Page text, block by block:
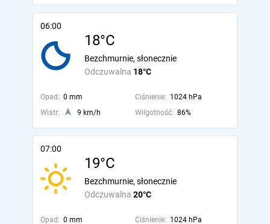
06:00
18°C
Odczuwalna 18°C
Bezchmurnie, słonecznie
Opad: 0 mm Ciśnienie: 1024 hPa
Wiatr:
9 km/h Wilgotność: 86%
07:00
19°C
Odczuwalna 20°C
Bezchmurnie, słonecznie
Opad: 0 mm Ciśnienie: 1024 hPa